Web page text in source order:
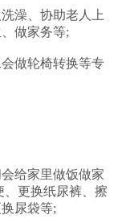
澡、协助老人上
做家务等;
做轮椅转换等专
给家里做饭做家
更换纸尿裤、擦
尿袋等;